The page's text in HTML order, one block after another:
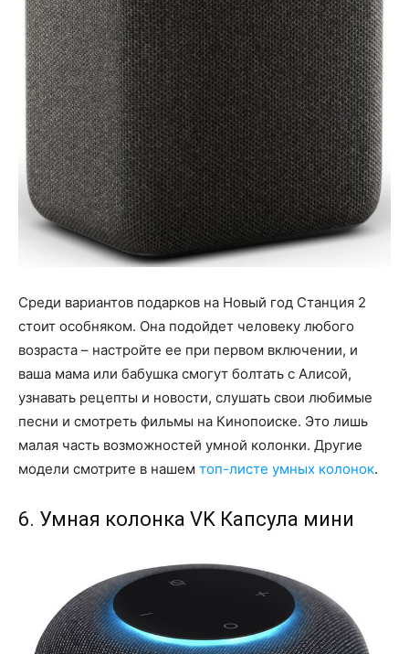
Среди вариантов подарков на Новый год Станция 2
стоит особняком. Она подойдет человеку любого
возраста – настройте ее при первом включении, и
ваша мама или бабушка смогут болтать с Алисой,
узнавать рецепты и новости, слушать свои любимые
песни и смотреть фильмы на Кинопоиске. Это лишь
малая часть возможностей умной колонки. Другие
модели смотрите в нашем топ-листе умных колонок.
6. Умная колонка VK Капсула мини